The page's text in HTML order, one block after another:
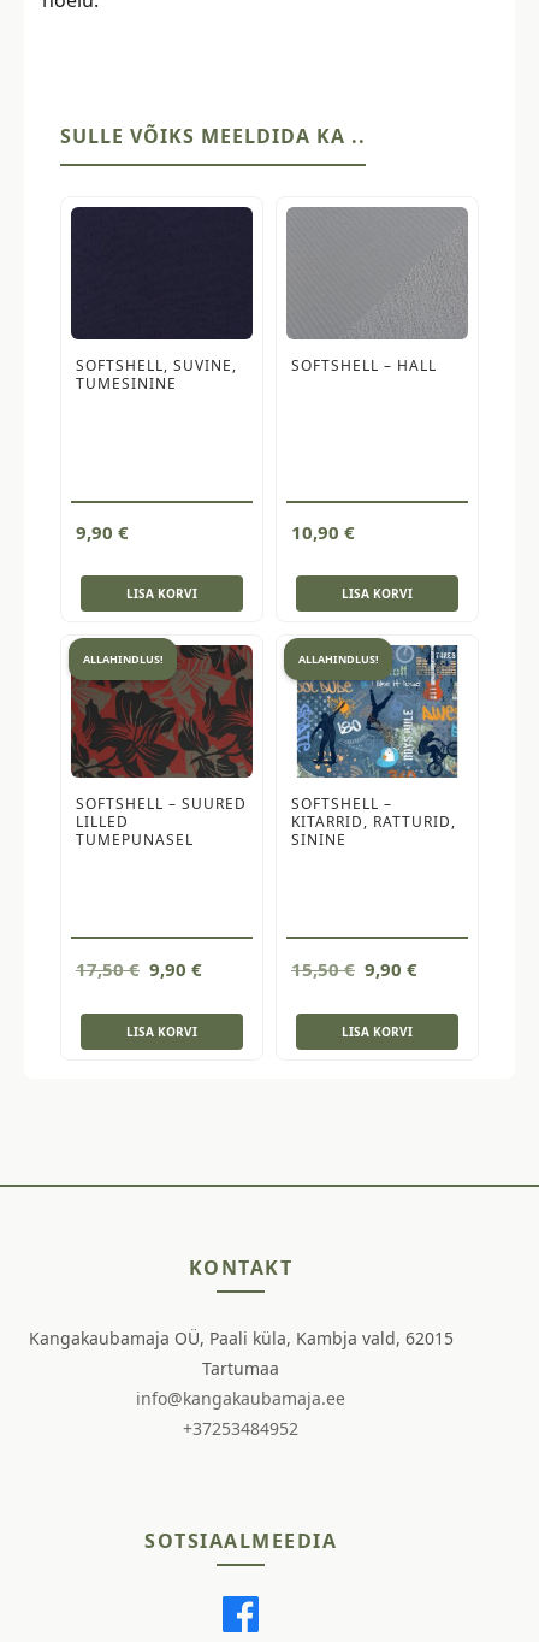
SULLE VÕIKS MEELDIDA KA ..
SOFTSHELL, SUVINE,
TUMESININE
9,90 €
LISA KORVI
SOFTSHELL – HALL
10,90 €
LISA KORVI
ALLAHINDLUS!
SOFTSHELL – SUURED
LILLED
TUMEPUNASEL
17,50€ Algne
oli:
17,50 €.
9,90 €Current
is:
LISA KORVI
ALLAHINDLUS!
SOFTSHELL –
KITARRID, RATTURID,
SININE
15,50€ Algne
oli:
15,50 €.
9,90 €Current
is:
LISA KORVI
KONTAKT
Kangakaubamaja OÜ, Paali küla, Kambja vald, 62015
Tartumaa
info@kangakaubamaja.ee
+37253484952
SOTSIAALMEEDIA